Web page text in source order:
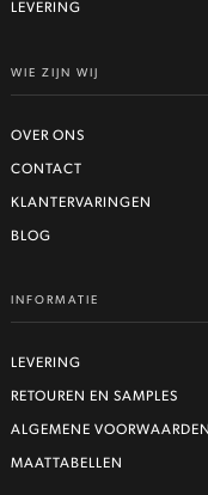
LEVERING
WIE ZIJN WIJ
OVER ONS
CONTACT
KLANTERVARINGEN
BLOG
INFORMATIE
LEVERING
RETOUREN EN SAMPLES
ALGEMENE VOORWAARDEN
MAATTABELLEN